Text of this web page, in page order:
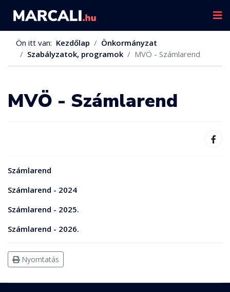
Ön itt van: Kezdőlap
Önkormányzat
Szabályzatok, programok
MVÖ - Számlarend
MVÖ - Számlarend
Számlarend
Számlarend - 2024
Számlarend - 2025.
Számlarend - 2026.
Nyomtatás